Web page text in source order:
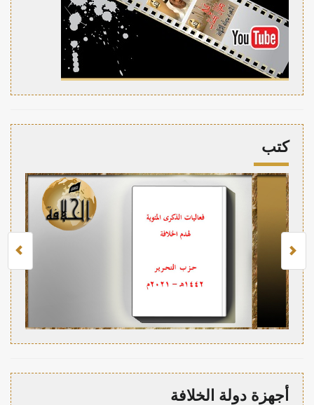
كتب
أجهزة دولة الخلافة